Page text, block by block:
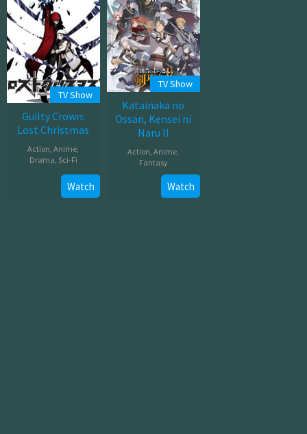
TV Show
Guilty Crown:
Lost Christmas
Action,Anime,
Drama, Sci-Fi
26,
Watch
TV Show
Katainaka no
Ossan, Kensei ni
Naru II
Action ,Anime
Fantasy
08,
Watch